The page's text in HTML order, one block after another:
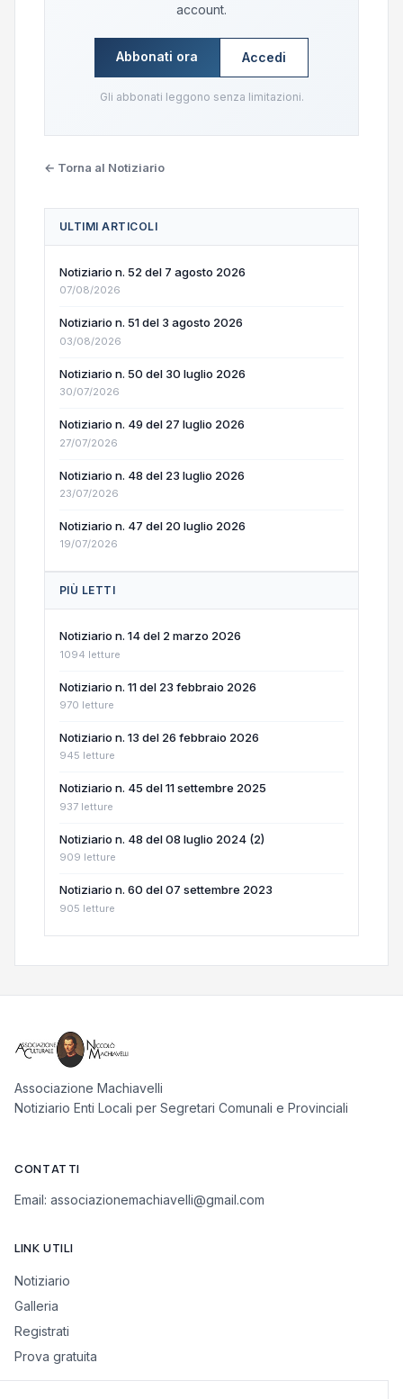
account.
Abbonati ora Accedi
Gli abbonati leggono senza limitazioni.
← Torna al Notiziario
ULTIMI ARTICOLI
Notiziario n. 52 del 7 agosto 2026
07/08/2026
Notiziario n. 51 del 3 agosto 2026
03/08/2026
Notiziario n. 50 del 30 luglio 2026
30/07/2026
Notiziario n. 49 del 27 luglio 2026
27/07/2026
Notiziario n. 48 del 23 luglio 2026
23/07/2026
Notiziario n. 47 del 20 luglio 2026
19/07/2026
PIÙ LETTI
Notiziario n. 14 del 2 marzo 2026
1094 letture
Notiziario n. 11 del 23 febbraio 2026
970 letture
Notiziario n. 13 del 26 febbraio 2026
945 letture
Notiziario n. 45 del 11 settembre 2025
937 letture
Notiziario n. 48 del 08 luglio 2024 (2)
909 letture
Notiziario n. 60 del 07 settembre 2023
905 letture
Associazione Machiavelli
Notiziario Enti Locali per Segretari Comunali e Provinciali
CONTATTI
Email: associazionemachiavelli@gmail.com
LINK UTILI
Notiziario
Galleria
Registrati
Prova gratuita